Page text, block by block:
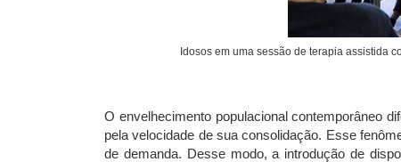
Idosos em uma sessão de terapia assistida
O envelhecimento populacional contemporâneo
pela velocidade de sua consolidação. Esse
de demanda. Desse modo, a introdução de